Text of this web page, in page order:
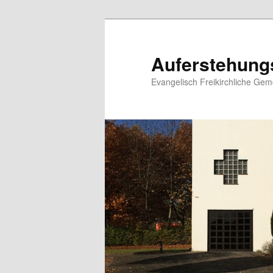
Evangelisch Freikirchliche